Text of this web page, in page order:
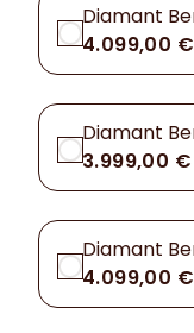
Diamant
4.099,00 €
Diamant
3.999,00 €
Diamant
4.099,00 €